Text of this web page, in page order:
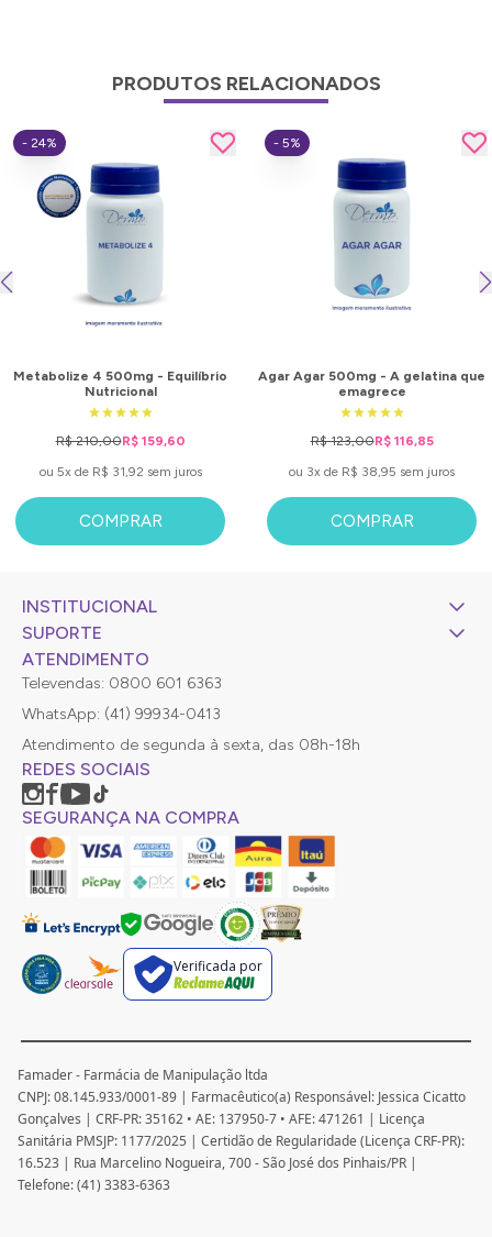
PRODUTOS RELACIONADOS
Metabolize 4 500mg - Equilíbrio
Nutricional
R$ 210,00R$ 159,60
ou 5x de R$ 31,92 sem juros
- 24%
COMPRAR
Agar Agar 500mg - A gelatina que
emagrece
R$ 123,00R$ 116,85
ou 3x de R$ 38,95 sem juros
- 5%
COMPRAR
INSTITUCIONAL
SUPORTE
ATENDIMENTO
Televendas: 0800 601 6363
WhatsApp: (41) 99934-0413
Atendimento de segunda à sexta, das 08h-18h
REDES SOCIAIS
SEGURANÇA NA COMPRA
Verificada por
Famader - Farmácia de Manipulação ltda
CNPJ: 08.145.933/0001-89 | Farmacêutico(a) Responsável: Jessica Cicatto
Gonçalves | CRF-PR: 35162 • AE: 137950-7 • AFE: 471261 | Licença
Sanitária PMSJP: 1177/2025 | Certidão de Regularidade (Licença CRF-PR):
16.523 | Rua Marcelino Nogueira, 700 - São José dos Pinhais/PR |
Telefone: (41) 3383-6363